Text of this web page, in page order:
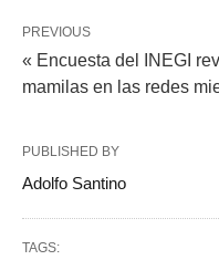
PREVIOUS
« Encuesta del INEGI
mamilas en las redes
PUBLISHED BY
Adolfo Santino
TAGS: